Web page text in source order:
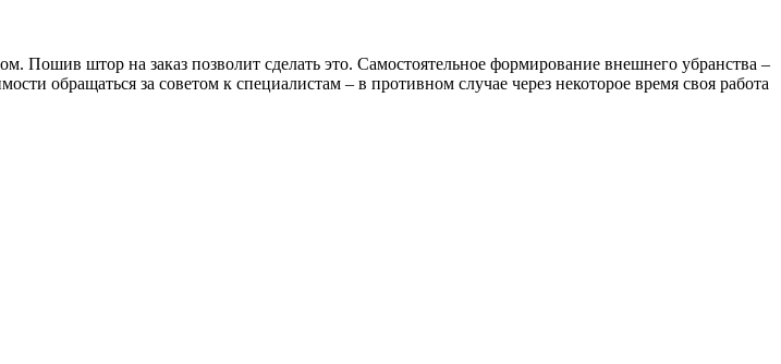
штор на заказ позволит сделать это. Самостоятельное формирование внешнего убранства –
обращаться за советом к специалистам – в противном случае через некоторое время своя работа